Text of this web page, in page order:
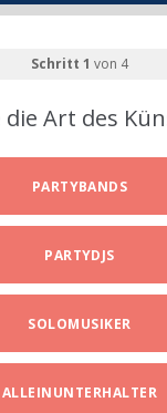
Schritt 1 von 4
die Art des
PARTYBANDS
PARTYDJS
SOLOMUSIKER
ALLEINUNTERHALTER